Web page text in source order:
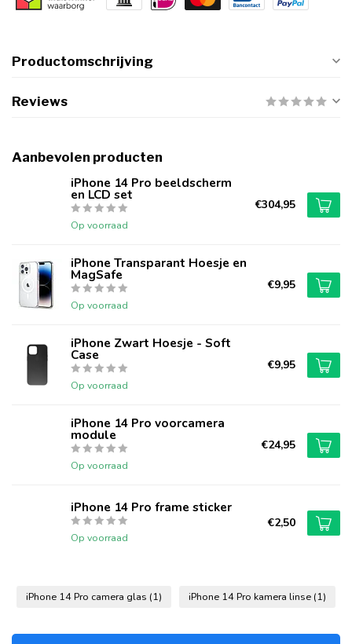
Productomschrijving
Reviews
Aanbevolen producten
iPhone 14 Pro beeldscherm
en LCD set
Op voorraad
€304,95
iPhone Transparant Hoesje en
MagSafe
Op voorraad
€9,95
iPhone Zwart Hoesje - Soft
Case
Op voorraad
€9,95
iPhone 14 Pro voorcamera
module
Op voorraad
€24,95
iPhone 14 Pro frame sticker
Op voorraad
€2,50
iPhone 14 Pro camera glas (1) iPhone 14 Pro kamera linse (1)